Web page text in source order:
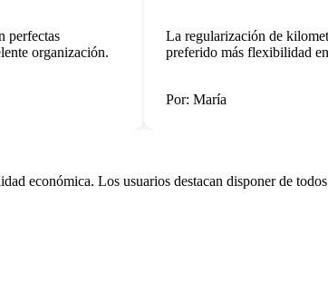
organización.
La regularización de
preferido más flexibilidad en
Por: María
económica. Los usuarios destacan disponer de todos